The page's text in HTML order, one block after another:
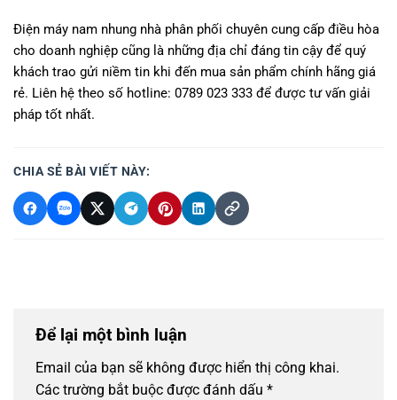
Điện máy nam nhung nhà phân phối chuyên cung cấp điều hòa
cho doanh nghiệp cũng là những địa chỉ đáng tin cậy để quý
khách trao gửi niềm tin khi đến mua sản phẩm chính hãng giá
rẻ. Liên hệ theo số hotline: 0789 023 333 để được tư vấn giải
pháp tốt nhất.
CHIA SẺ BÀI VIẾT NÀY:
Để lại một bình luận
Email của bạn sẽ không được hiển thị công khai.
Các trường bắt buộc được đánh dấu *